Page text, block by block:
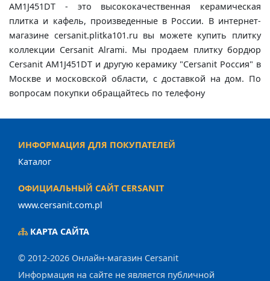
AM1J451DT - это высококачественная керамическая
плитка и кафель, произведенные в России. В интернет-
магазине cersanit.plitka101.ru вы можете купить плитку
коллекции Cersanit Alrami. Мы продаем плитку бордюр
Cersanit AM1J451DT и другую керамику "Cersanit Россия" в
Москве и московской области, с доставкой на дом. По
вопросам покупки обращайтесь по телефону
ИНФОРМАЦИЯ ДЛЯ ПОКУПАТЕЛЕЙ
Каталог
ОФИЦИАЛЬНЫЙ САЙТ CERSANIT
www.cersanit.com.pl
КАРТА САЙТА
© 2012-2026 Онлайн-магазин Cersanit
Информация на сайте не является публичной